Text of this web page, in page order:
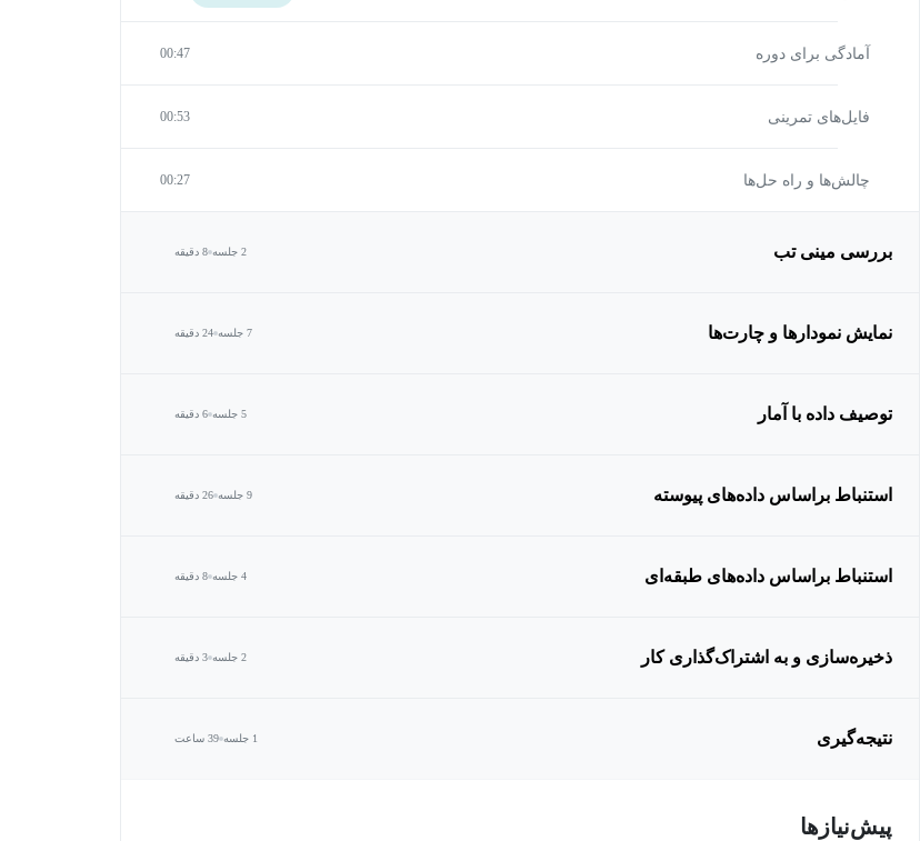
آمادگی برای دوره 00:47
فایل‌های تمرینی 00:53
چالش‌ها و راه حل‌ها 00:27
بررسی مینی تب 2 جلسه 8 دقیقه
نمایش نمودارها و چارت‌ها 7 جلسه 24 دقیقه
توصیف داده با آمار 5 جلسه 6 دقیقه
استنباط براساس داده‌های پیوسته 9 جلسه 26 دقیقه
استنباط براساس داده‌های طبقه‌ای 4 جلسه 8 دقیقه
ذخیره‌سازی و به اشتراک‌گذاری کار 2 جلسه 3 دقیقه
نتیجه‌گیری 1 جلسه 39 ساعت
پیش‌نیاز‌ها